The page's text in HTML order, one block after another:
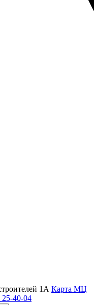
1А Карта МЦ
40-04